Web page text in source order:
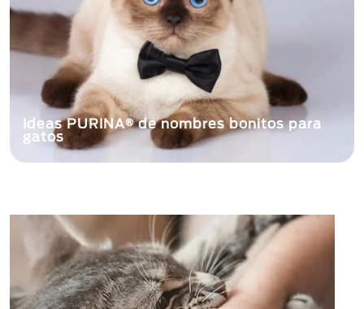
Ideas PURINA® de nombres bonitos para
gatos